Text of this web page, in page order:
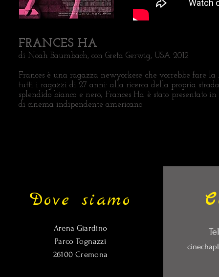
FRANCES HA
di Noah Baumbach, con Greta Gerwig, USA 2012
Frances è una ragazza newyorkese che vorrebbe fare
tutti i ragazzi di 27 anni: alla ricerca della propria
splendido bianco e nero, Frances Ha è stato
di cinema indipendente americano.
Dove siamo
Arena Giardino
Parco Tognazzi
26100 Cremona